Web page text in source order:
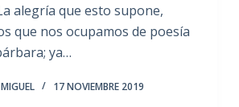
alegría que esto supone,
que nos ocupamos de poesía
ya…
17 NOVIEMBRE 2019